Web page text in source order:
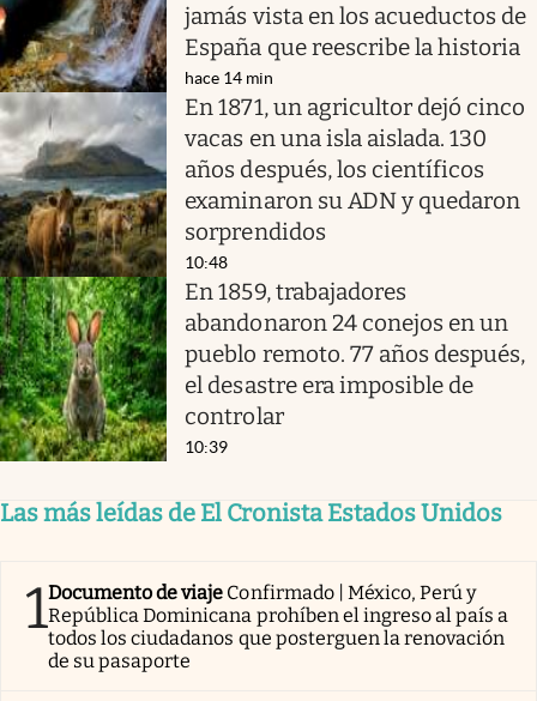
jamás vista en los acueductos de
España que reescribe la historia
hace 14 min
En 1871, un agricultor dejó cinco
vacas en una isla aislada. 130
años después, los científicos
examinaron su ADN y quedaron
sorprendidos
10:48
En 1859, trabajadores
abandonaron 24 conejos en un
pueblo remoto. 77 años después,
el desastre era imposible de
controlar
10:39
Las más leídas de El Cronista Estados Unidos
1Documento de viaje Confirmado | México, Perú y
República Dominicana prohíben el ingreso al país a
todos los ciudadanos que posterguen la renovación
de su pasaporte